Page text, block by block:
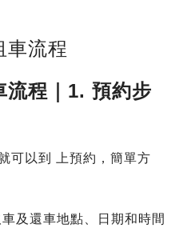
車流程
流程｜1. 預約步
可以到 上預約，簡單方
及還車地點、日期和時間